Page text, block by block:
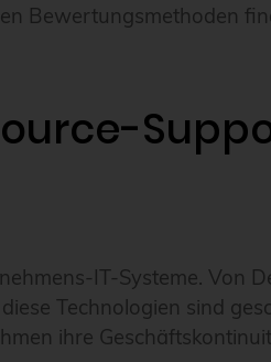
Bewertungsmethoden
IT-Systeme. Von
Technologien sind
ihre